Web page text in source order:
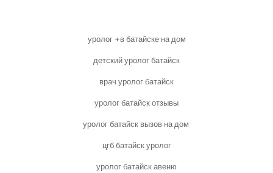
уролог +в батайске на дом
детский уролог батайск
врач уролог батайск
уролог батайск отзывы
уролог батайск вызов на дом
цгб батайск уролог
уролог батайск авеню